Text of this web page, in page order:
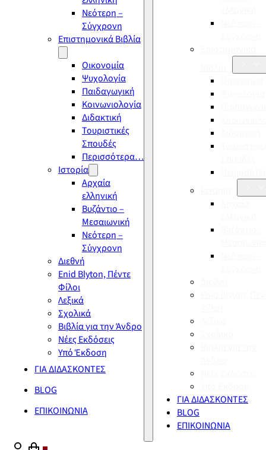
Νεότερη –
Σύγχρονη
Επιστημονικά Βιβλία
Οικονομία
Ψυχολογία
Παιδαγωγική
Κοινωνιολογία
Διδακτική
Τουριστικές
Σπουδές
Περισσότερα…
Ιστορία
Αρχαία
ελληνική
Βυζάντιο –
Μεσαιωνική
Νεότερη –
Σύγχρονη
Διεθνή
Enid Blyton, Πέντε
Φίλοι
Λεξικά
Σχολικά
Βιβλία για την Άνδρο
Νέες Εκδόσεις
Υπό Έκδοση
ΓΙΑ ΔΙΔΑΣΚΟΝΤΕΣ
BLOG
ΕΠΙΚΟΙΝΩΝΙΑ
ΓΙΑ ΔΙΔΑΣΚΟΝΤΕΣ
BLOG
ΕΠΙΚΟΙΝΩΝΙΑ